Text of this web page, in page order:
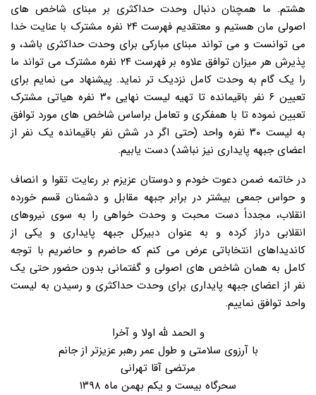
هشتم. ما همچنان دنبال وحدت حداکثری بر مبنای شاخص های
اصولی مان هستیم و معتقدیم فهرست ۲۴ نفره مشترک با عنایت خدا
می توانست و می تواند مبنای مبارکی برای وحدت حداکثری باشد، و
پذیرش هر میزان توافق علاوه بر فهرست ۲۴ نفره مشترک می تواند ما
را یک گام به وحدت کامل نزدیک تر نماید. پیشنهاد می نمایم برای
تعیین ۶ نفر باقیمانده تا تهیه لیست نهایی ۳۰ نفره هیاتی مشترک
تعیین نموده تا با همفکری و تعامل براساس شاخص های مورد توافق
به لیست ۳۰ نفره واحد (حتی اگر در شش نفر باقیمانده یک نفر از
اعضای جبهه پایداری نیز نباشد) دست یابیم.
در خاتمه ضمن دعوت خودم و دوستان عزیزم بر رعایت تقوا و انصاف
و حواس جمعی بیشتر در برابر جبهه مقابل و دشمنان قسم خورده
انقلاب، مجدداً دست محبت و وحدت خواهی را به سوی نیروهای
انقلابی دراز کرده و به عنوان دبیرکل جبهه پایداری و یکی از
کاندیداهای انتخاباتی عرض می کنم که حاضرم و حاضریم با توجه
کامل به همان شاخص های اصولی و گفتمانی بدون حضور حتی یک
نفر از اعضای جبهه پایداری برای وحدت حداکثری و رسیدن به لیست
واحد توافق نماییم.
و الحمد لله اولا و آخرا
با آرزوی سلامتی و طول عمر رهبر عزیزتر از جانم
مرتضی آقا تهرانی
سحرگاه بیست و یکم بهمن ماه ۱۳۹۸